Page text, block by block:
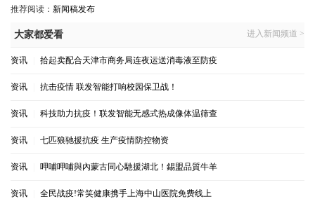
推荐阅读： 新闻稿发布
大家都爱看 进入新闻频道 >
资讯 拾起卖配合天津市商务局连夜运送消毒液至防疫
资讯 抗击疫情 联发智能打响校园保卫战！
资讯 科技助力抗疫！联发智能无感式热成像体温筛查
资讯 七匹狼驰援抗疫 生产疫情防控物资
资讯 呷哺呷哺與內蒙古同心馳援湖北！錫盟品質牛羊
资讯 全民战疫!常笑健康携手上海中山医院免费线上